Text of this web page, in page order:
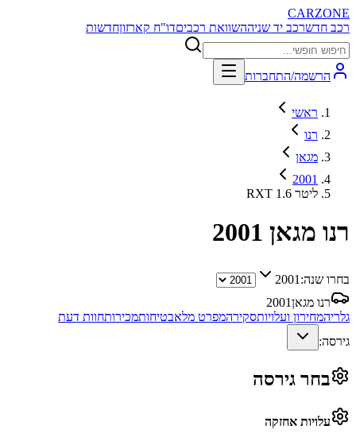
CARZONE
רכב חדשרכב יד שניההשוואת רכביםדו"ח קארזוןחדשות
הרשמה/התחברות
ראשי
רנו
מגאן
2001
RXT 1.6 ליטר
רנו מגאן 2001
בחרו שנה: 2001
רנו מגאן2001
גלריהמחירון ועלויותסקירהמפרט מלאבטיחותמכירותחוות דעת
גירסה:
בחר גירסה
עלויות אחזקה